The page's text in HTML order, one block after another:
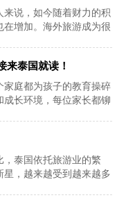
说，如今随着财力的积
在增加。海外旅游成为很
来泰国就读！
庭都为孩子的教育操碎
长环境，每位家长都铆
泰国依托旅游业的繁
，越来越受到越来越多